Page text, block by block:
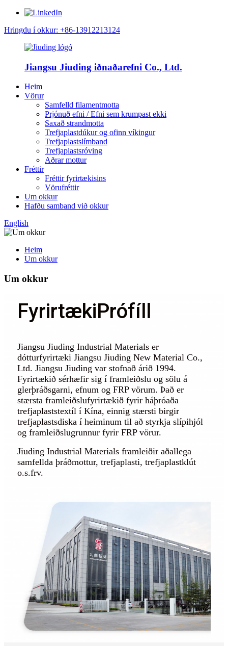
Hringdu í okkur: +86-13912213124
Jiangsu Jiuding iðnaðarefni Co., Ltd.
Heim
Vörur
Samfelld filamentmotta
Prjónuð efni / Efni sem krumpast ekki
Saxað strandmotta
Trefjaplastdúkur og ofinn víkingur
Trefjaplastslímband
Trefjaplastsróving
Aðrar mottur
Fréttir
Fréttir fyrirtækisins
Vörufréttir
Um okkur
Hafðu samband við okkur
English
Heim
Um okkur
Um okkur
FyrirtækiPrófíll
Jiangsu Jiuding Industrial Materials er
dótturfyrirtæki Jiangsu Jiuding New Material Co.,
Ltd. Jiangsu Jiuding var stofnað árið 1994.
Fyrirtækið sérhæfir sig í framleiðslu og sölu á
glerþráðsgarni, efnum og FRP vörum. Það er
stærsta framleiðslufyrirtækið fyrir háþróaða
trefjaplaststextíl í Kína, einnig stærsti birgir
trefjaplastsdiska í heiminum til að styrkja slípihjól
og framleiðslugrunnur fyrir FRP vörur.
Jiuding Industrial Materials framleiðir aðallega
samfellda þráðmottur, trefjaplasti, trefjaplastklút
o.s.frv.